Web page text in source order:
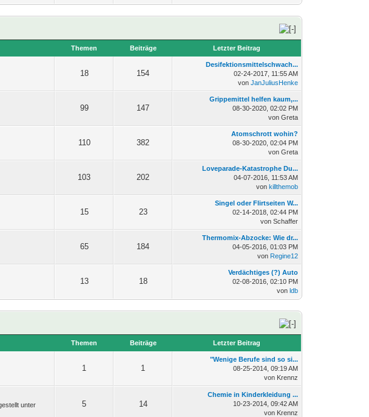
Themen Beiträge Letzter Beitrag
18 154
Desifektionsmittelschwach...
02-24-2017, 11:55 AM
vonJanJuliusHenke
99 147
Grippemittel helfen kaum,...
08-30-2020, 02:02 PM
von Greta
110 382
Atomschrott wohin?
08-30-2020, 02:04 PM
von Greta
103 202
Loveparade-Katastrophe Du...
04-07-2016, 11:53 AM
vonkillthemob
15 23
Singel oder Flirtseiten W...
02-14-2018, 02:44 PM
von Schaffer
65 184
Thermomix-Abzocke: Wie dr...
04-05-2016, 01:03 PM
von Regine12
13 18
Verdächtiges (?) Auto
02-08-2016, 02:10 PM
vonldb
Themen Beiträge Letzter Beitrag
1 1
"Wenige Berufe sind so si...
08-25-2014, 09:19 AM
von Krennz
unter
5 14
Chemie in Kinderkleidung ...
10-23-2014, 09:42 AM
von Krennz